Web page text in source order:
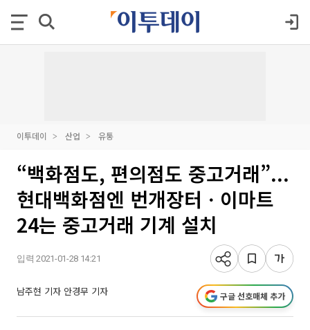
이투데이 산업 유통
“백화점도, 편의점도 중고거래”...
현대백화점엔 번개장터ㆍ이마트
24는 중고거래 기계 설치
입력 2021-01-28 14:21
남주현 기자 안경무 기자 구글 선호매체 추가